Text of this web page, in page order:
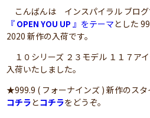
こんばんは インスパイラル ブログ
『 OPEN YOU UP 』をテーマとした
2020 新作の入荷です。
１０シリーズ ２３モデル １１７ア
入荷いたしました。
★999.9 ( フォーナインズ ) 新作のス
コチラとコチラをどうぞ。